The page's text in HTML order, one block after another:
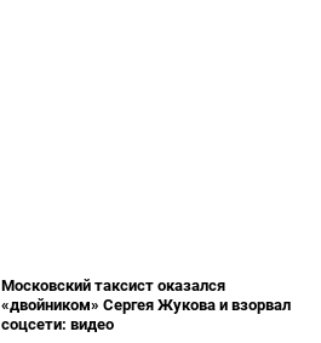
Московский таксист оказался
«двойником» Сергея Жукова и взорвал
соцсети: видео